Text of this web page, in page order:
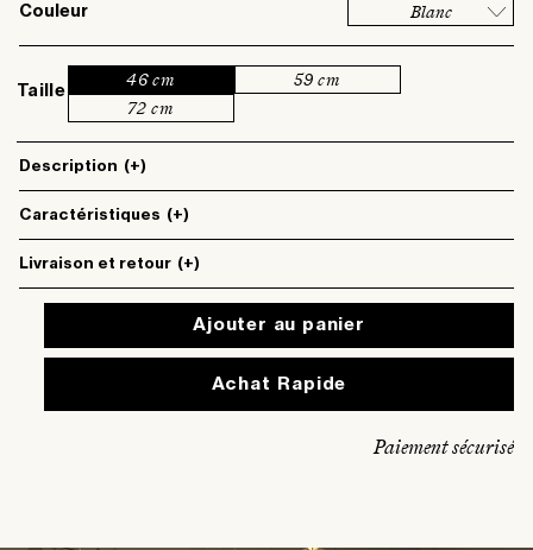
Couleur Blanc
Taille
46 cm
59 cm
72 cm
Description (+)
Caractéristiques (+)
Livraison et retour (+)
Ajouter au panier
Paiement sécurisé